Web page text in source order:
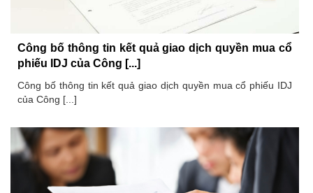
Công bố thông tin kết quả giao dịch quyền mua cổ
phiếu IDJ của Công [...]
Công bố thông tin kết quả giao dịch quyền mua cổ phiếu IDJ
của Công [...]